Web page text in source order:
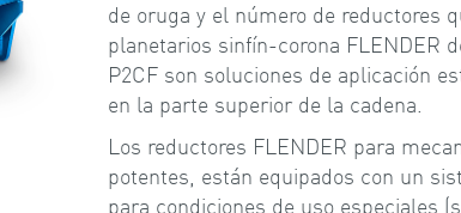
de oruga y el número de reductores
planetarios sinfín-corona FLENDER
P2CF son soluciones de aplicación
en la parte superior de la cadena.
Los reductores FLENDER para
potentes, están equipados con un
para condiciones de uso especiales